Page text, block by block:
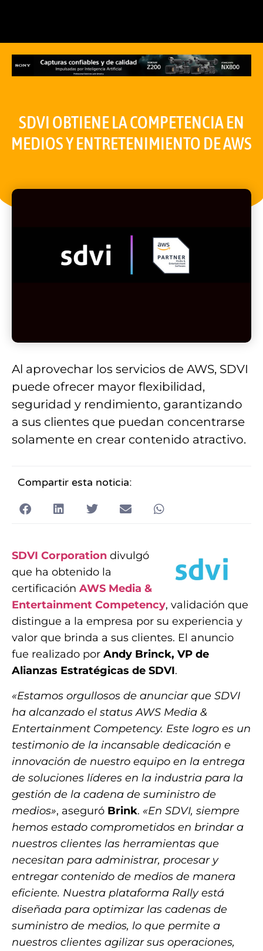
SDVI OBTIENE LA COMPETENCIA EN
MEDIOS Y ENTRETENIMIENTO DE AWS
Al aprovechar los servicios de AWS, SDVI
puede ofrecer mayor flexibilidad,
seguridad y rendimiento, garantizando
a sus clientes que puedan concentrarse
solamente en crear contenido atractivo.
Compartir esta noticia:
SDVI Corporation divulgó
que ha obtenido la
certificación AWS Media &
Entertainment Competency, validación que
distingue a la empresa por su experiencia y
valor que brinda a sus clientes. El anuncio
fue realizado por Andy Brinck, VP de
Alianzas Estratégicas de SDVI.
«Estamos orgullosos de anunciar que SDVI
ha alcanzado el status AWS Media &
Entertainment Competency. Este logro es un
testimonio de la incansable dedicación e
innovación de nuestro equipo en la entrega
de soluciones líderes en la industria para la
gestión de la cadena de suministro de
medios», aseguró Brink. «En SDVI, siempre
hemos estado comprometidos en brindar a
nuestros clientes las herramientas que
necesitan para administrar, procesar y
entregar contenido de medios de manera
eficiente. Nuestra plataforma Rally está
diseñada para optimizar las cadenas de
suministro de medios, lo que permite a
nuestros clientes agilizar sus operaciones,